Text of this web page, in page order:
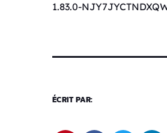
1.83.0-
ÉCRIT PAR: